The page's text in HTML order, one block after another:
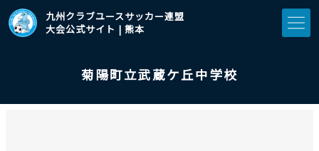
九州クラブユースサッカー連盟
大会公式サイト | 熊本
菊陽町立武蔵ケ丘中学校